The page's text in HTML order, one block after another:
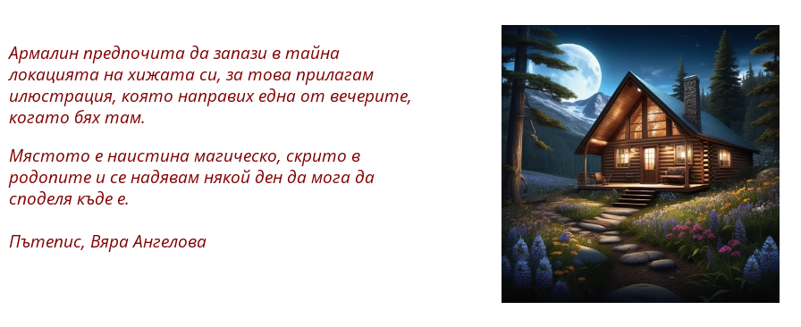
Армалин предпочита да запази в тайна
локацията на хижата си, за това прилагам
илюстрация, която направих една от вечерите,
когато бях там.
Мястото е наистина магическо, скрито в
родопите и се надявам някой ден да мога да
споделя къде е.
Пътепис, Вяра Ангелова